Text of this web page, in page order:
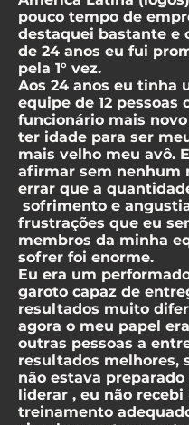
pouco tempo de
destaquei bastante e
de 24 anos eu fui
pela 1° vez.
Aos 24 anos eu tinha
equipe de 12 pessoas
funcionário mais
ter idade para ser
mais velho meu avô.
afirmar sem nenhum
errar que a
sofrimento e
frustrações que eu
membros da minha
sofrer foi enorme.
Eu era um
garoto capaz de
resultados muito
agora o meu papel
outras pessoas a
resultados melhores,
não estava preparado
liderar , eu não recebi
treinamento